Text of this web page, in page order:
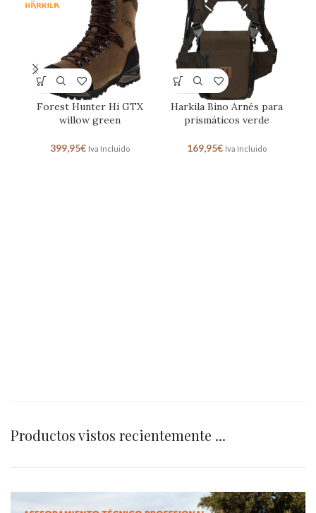
Forest Hunter Hi GTX
willow green
399,95€ Iva Incluido
Harkila Bino Arnés para
prismáticos verde
169,95€ Iva Incluido
Productos vistos recientemente ...